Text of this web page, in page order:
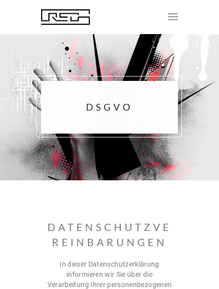
DSGVO
DATENSCHUTZVE
REINBARUNGEN
In dieser Datenschutzerklärung
informieren wir Sie über die
Verarbeitung Ihrer personenbezogenen